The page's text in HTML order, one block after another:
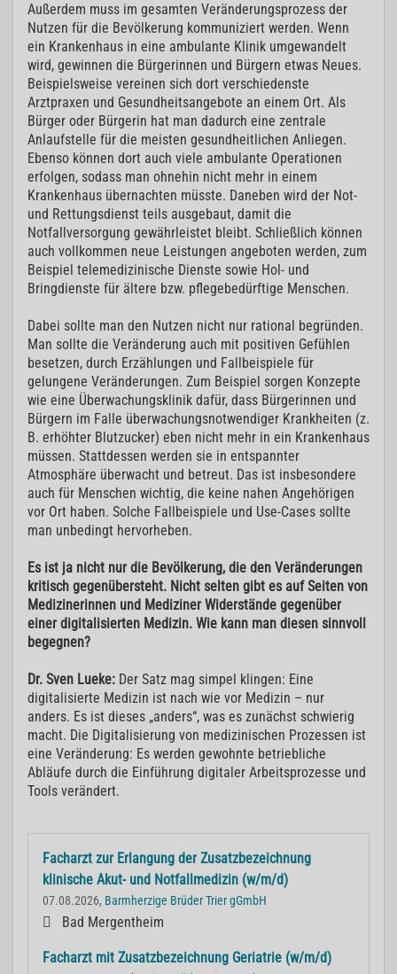
Außerdem muss im gesamten Veränderungsprozess der
Nutzen für die Bevölkerung kommuniziert werden. Wenn
ein Krankenhaus in eine ambulante Klinik umgewandelt
wird, gewinnen die Bürgerinnen und Bürgern etwas Neues.
Beispielsweise vereinen sich dort verschiedenste
Arztpraxen und Gesundheitsangebote an einem Ort. Als
Bürger oder Bürgerin hat man dadurch eine zentrale
Anlaufstelle für die meisten gesundheitlichen Anliegen.
Ebenso können dort auch viele ambulante Operationen
erfolgen, sodass man ohnehin nicht mehr in einem
Krankenhaus übernachten müsste. Daneben wird der Not-
und Rettungsdienst teils ausgebaut, damit die
Notfallversorgung gewährleistet bleibt. Schließlich können
auch vollkommen neue Leistungen angeboten werden, zum
Beispiel telemedizinische Dienste sowie Hol- und
Bringdienste für ältere bzw. pflegebedürftige Menschen.
Dabei sollte man den Nutzen nicht nur rational begründen.
Man sollte die Veränderung auch mit positiven Gefühlen
besetzen, durch Erzählungen und Fallbeispiele für
gelungene Veränderungen. Zum Beispiel sorgen Konzepte
wie eine Überwachungsklinik dafür, dass Bürgerinnen und
Bürgern im Falle überwachungsnotwendiger Krankheiten (z.
B. erhöhter Blutzucker) eben nicht mehr in ein Krankenhaus
müssen. Stattdessen werden sie in entspannter
Atmosphäre überwacht und betreut. Das ist insbesondere
auch für Menschen wichtig, die keine nahen Angehörigen
vor Ort haben. Solche Fallbeispiele und Use-Cases sollte
man unbedingt hervorheben.
Es ist ja nicht nur die Bevölkerung, die den Veränderungen
kritisch gegenübersteht. Nicht selten gibt es auf Seiten von
Medizinerinnen und Mediziner Widerstände gegenüber
einer digitalisierten Medizin. Wie kann man diesen sinnvoll
begegnen?
Dr. Sven Lueke: Der Satz mag simpel klingen: Eine
digitalisierte Medizin ist nach wie vor Medizin – nur
anders. Es ist dieses „anders“, was es zunächst schwierig
macht. Die Digitalisierung von medizinischen Prozessen ist
eine Veränderung: Es werden gewohnte betriebliche
Abläufe durch die Einführung digitaler Arbeitsprozesse und
Tools verändert.
Facharzt zur Erlangung der Zusatzbezeichnung
klinische Akut- und Notfallmedizin (w/m/d)
07.08.2026, Barmherzige Brüder Trier gGmbH
Bad Mergentheim
Facharzt mit Zusatzbezeichnung Geriatrie (w/m/d)